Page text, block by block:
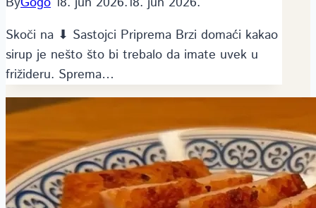
Skoči na ⬇ Sastojci Priprema Brzi domaći kakao
sirup je nešto što bi trebalo da imate uvek u
frižideru. Sprema…